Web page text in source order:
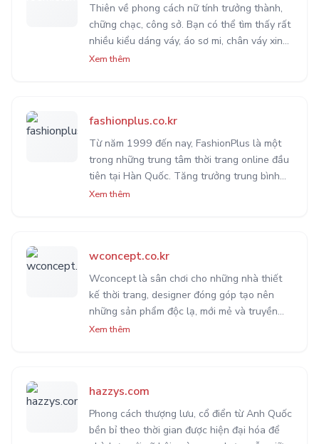
Thiên về phong cách nữ tính trưởng thành,
chững chạc, công sở. Bạn có thể tìm thấy rất
nhiều kiểu dáng váy, áo sơ mi, chân váy xinh
xắn tại Roem. Phù hợp cho những ai theo
Xem thêm
fashionplus.co.kr
Từ năm 1999 đến nay, FashionPlus là một
trong những trung tâm thời trang online đầu
tiên tại Hàn Quốc. Tăng trưởng trung bình
35% hằng năm với hơn 6000 đối tác bán
Xem thêm
wconcept.co.kr
Wconcept là sân chơi cho những nhà thiết
kế thời trang, designer đóng góp tạo nên
những sản phẩm độc lạ, mới mẻ và truyền
cảm hứng. Mang nghệ thuật và thời trang từ
Xem thêm
hazzys.com
Phong cách thượng lưu, cổ điển từ Anh Quốc
bền bỉ theo thời gian được hiện đại hóa để